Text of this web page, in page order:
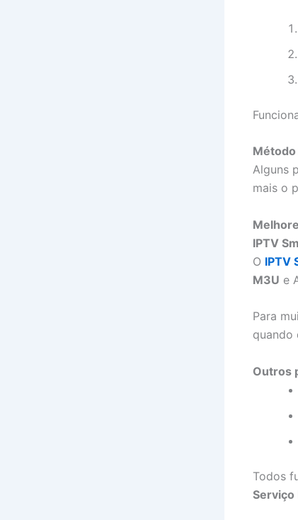
Método
Alguns
mais o
IPTV
O IPTV
M3U e
Para
quando
Outros
Todos
Serviço